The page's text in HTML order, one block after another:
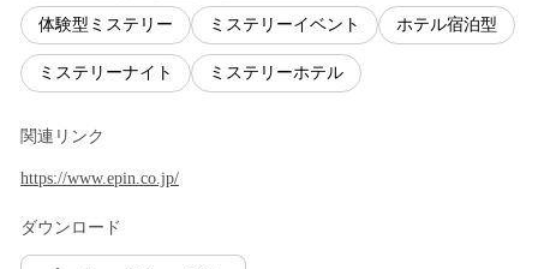
体験型ミステリー ミステリーイベント ホテル宿泊型
ミステリーナイト ミステリーホテル
関連リンク
https://www.epin.co.jp/
ダウンロード